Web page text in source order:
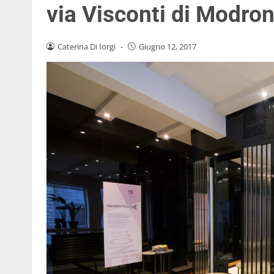
via Visconti di
Caterina Di Iorgi - Giugno 12, 2017